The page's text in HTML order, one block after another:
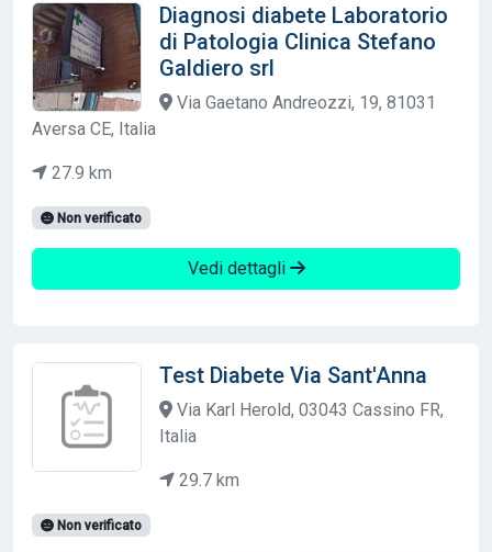
Diagnosi diabete Laboratorio
di Patologia Clinica Stefano
Galdiero srl
Via Gaetano Andreozzi, 19, 81031
Aversa CE, Italia
27.9 km
Non verificato
Vedi dettagli
Test Diabete Via Sant'Anna
Via Karl Herold, 03043 Cassino FR,
Italia
29.7 km
Non verificato